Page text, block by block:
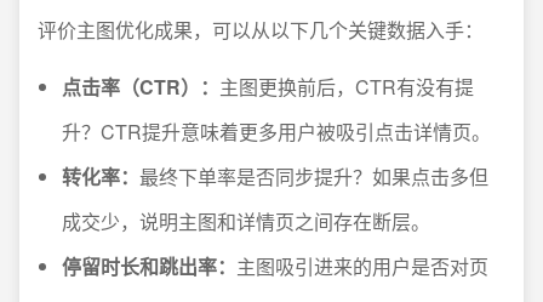
评价主图优化成果，可以从以下几个关键数据入手：
点击率（CTR）： 主图更换前后，CTR有没有提
升？CTR提升意味着更多用户被吸引点击详情页。
转化率： 最终下单率是否同步提升？如果点击多但
成交少，说明主图和详情页之间存在断层。
停留时长和跳出率： 主图吸引进来的用户是否对页